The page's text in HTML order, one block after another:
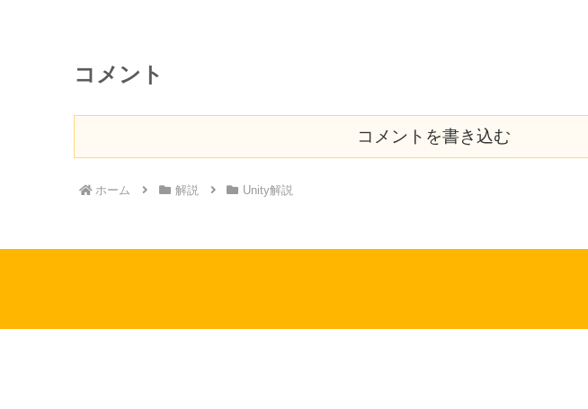
コメント
コメントを書き込む
ホーム 解説 Unity解説